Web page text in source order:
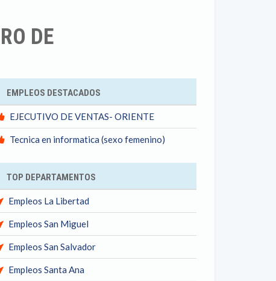
DE
EMPLEOS DESTACADOS
EJECUTIVO DE VENTAS- ORIENTE
Tecnica en informatica (sexo femenino)
TOP DEPARTAMENTOS
Empleos La Libertad
Empleos San Miguel
Empleos San Salvador
Empleos Santa Ana